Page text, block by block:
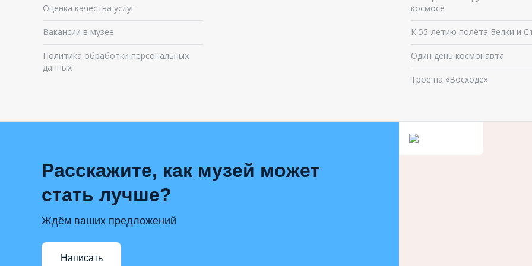
Оценка качества услуг
Вакансии в музее
Политика обработки персональных
данных
космосе
К 55-летию полёта Белки и
Один день космонавта
Трое на «Восходе»
Расскажите, как музей может
стать лучше?
Ждём ваших предложений
Написать